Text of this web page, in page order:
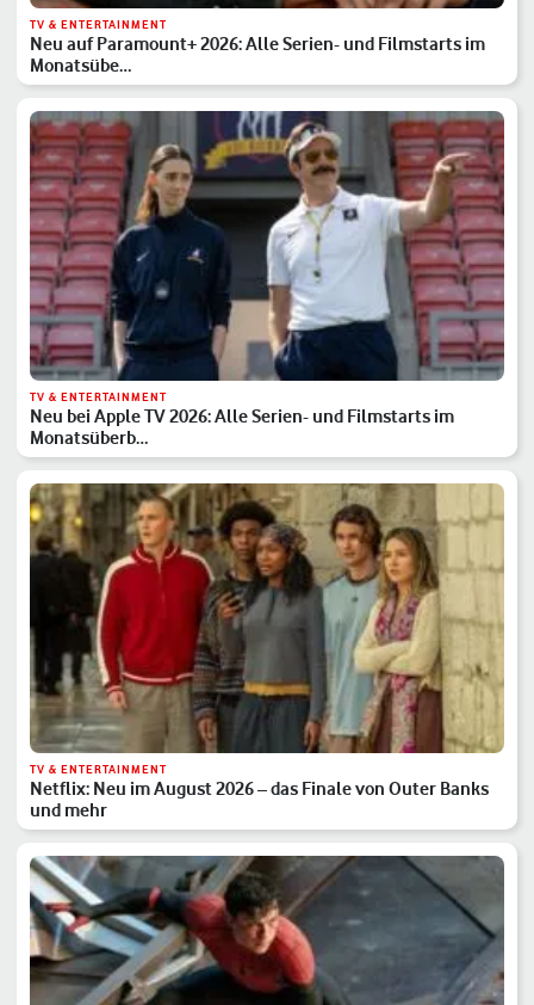
TV & ENTERTAINMENT
Neu auf Paramount+ 2026: Alle Serien- und Filmstarts im
Monatsübe…
TV & ENTERTAINMENT
Neu bei Apple TV 2026: Alle Serien- und Filmstarts im
Monatsüberb…
TV & ENTERTAINMENT
Netflix: Neu im August 2026 – das Finale von Outer Banks
und mehr